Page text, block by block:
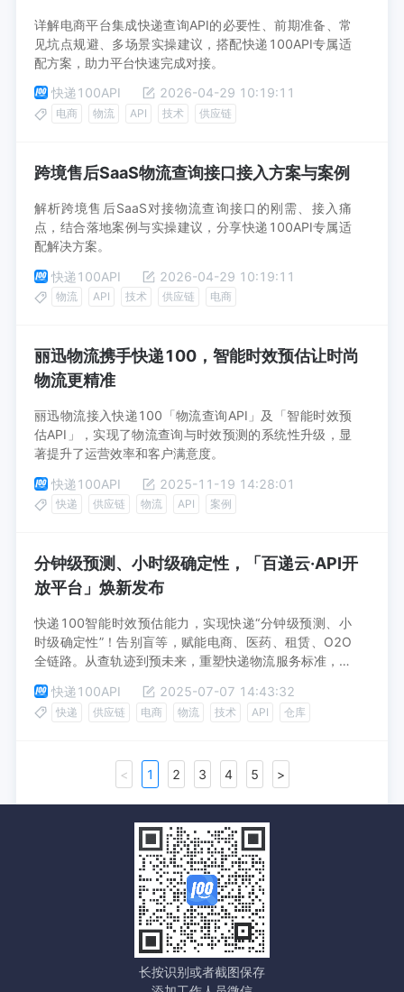
详解电商平台集成快递查询API的必要性、前期准备、常
见坑点规避、多场景实操建议，搭配快递100API专属适
配方案，助力平台快速完成对接。
快递100API
2026-04-29 10:19:11
电商 物流 API 技术 供应链
跨境售后SaaS物流查询接口接入方案与案例
解析跨境售后SaaS对接物流查询接口的刚需、接入痛
点，结合落地案例与实操建议，分享快递100API专属适
配解决方案。
快递100API
2026-04-29 10:19:11
物流 API 技术 供应链 电商
丽迅物流携手快递100，智能时效预估让时尚
物流更精准
丽迅物流接入快递100「物流查询API」及「智能时效预
估API」，实现了物流查询与时效预测的系统性升级，显
著提升了运营效率和客户满意度。
快递100API
2025-11-19 14:28:01
快递 供应链 物流 API 案例
分钟级预测、小时级确定性，「百递云·API开
放平台」焕新发布
快递100智能时效预估能力，实现快递“分钟级预测、小
时级确定性”！告别盲等，赋能电商、医药、租赁、O2O
全链路。从查轨迹到预未来，重塑快递物流服务标准，提
快递100API 2025-07-07 14:43:32
快递 供应链 电商 物流 技术 API 仓库
< 1 2 3 4 5 >
长按识别或者截图保存